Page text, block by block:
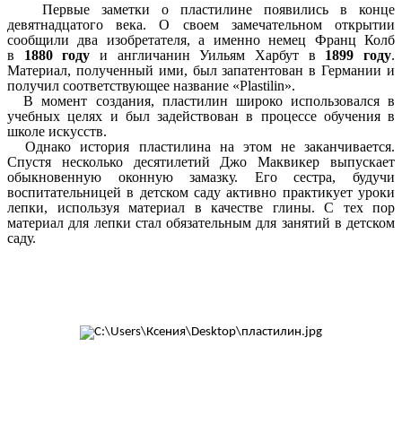
Первые заметки о пластилине появились в конце
девятнадцатого века. О своем замечательном открытии
сообщили два изобретателя, а именно немец Франц Колб
в 1880 году и англичанин Уильям Харбут в 1899 году.
Материал, полученный ими, был запатентован в Германии и
получил соответствующее название «Plastilin».
В момент создания, пластилин широко использовался в
учебных целях и был задействован в процессе обучения в
школе искусств.
Однако история пластилина на этом не заканчивается.
Спустя несколько десятилетий Джо Маквикер выпускает
обыкновенную оконную замазку. Его сестра, будучи
воспитательницей в детском саду активно практикует уроки
лепки, используя материал в качестве глины. С тех пор
материал для лепки стал обязательным для занятий в детском
саду.